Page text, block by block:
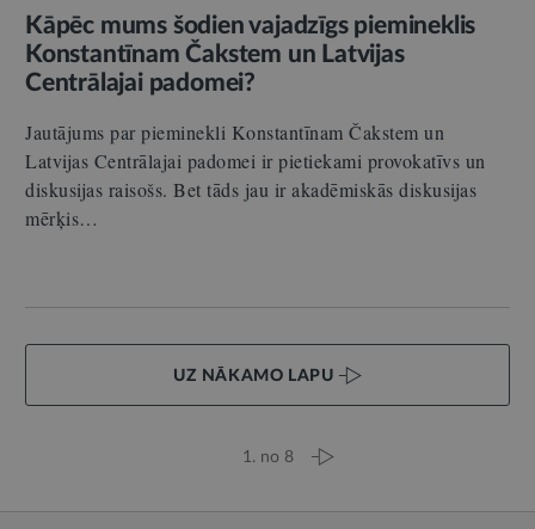
Kāpēc mums šodien vajadzīgs piemineklis
Konstantīnam Čakstem un Latvijas
Centrālajai padomei?
Jautājums par pieminekli Konstantīnam Čakstem un
Latvijas Centrālajai padomei ir pietiekami provokatīvs un
diskusijas raisošs. Bet tāds jau ir akadēmiskās diskusijas
mērķis…
UZ NĀKAMO LAPU
1. no 8